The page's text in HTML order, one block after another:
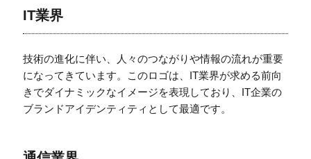
IT業界
技術の進化に伴い、人々のつながりや情報の流れが重要
になってきています。このロゴは、IT業界が求める前向
きでダイナミックなイメージを表現しており、IT企業の
ブランドアイデンティティとして最適です。